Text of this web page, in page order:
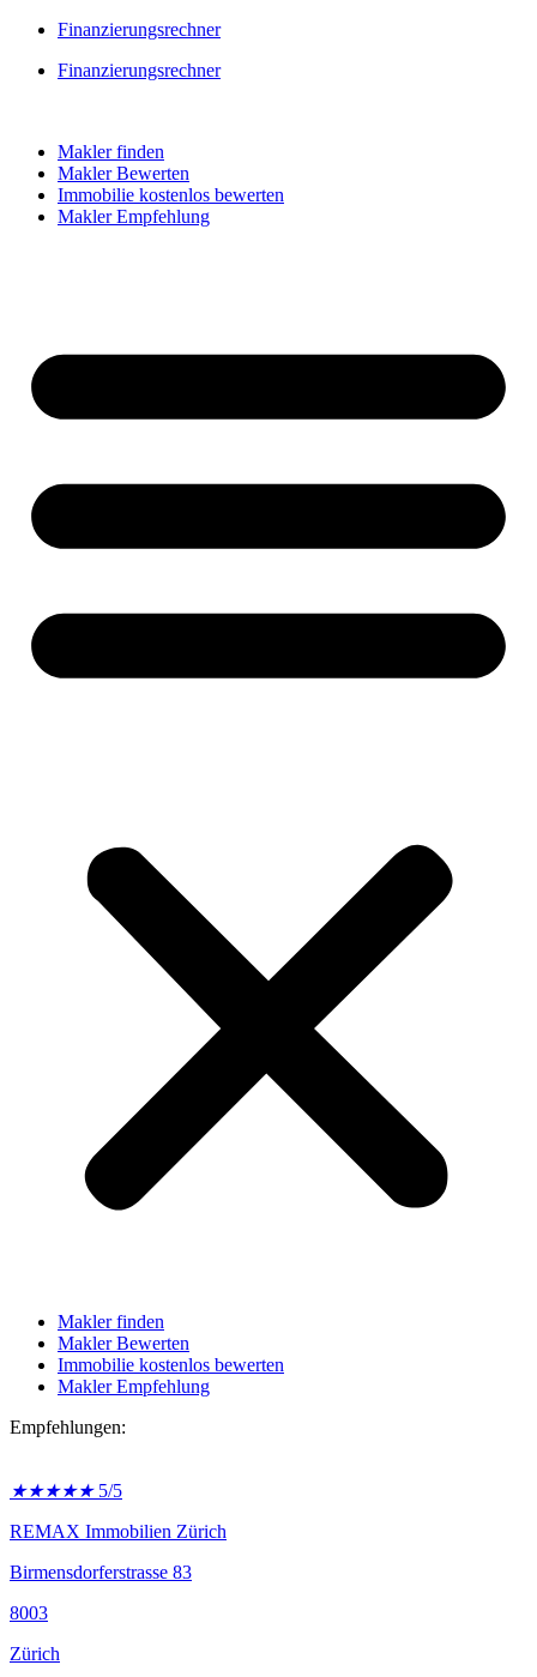
Skip
content
Finanzierungsrechner
Finanzierungsrechner
Makler finden
Makler Bewerten
Immobilie kostenlos bewerten
Makler Empfehlung
Makler finden
Makler Bewerten
Immobilie kostenlos bewerten
Makler Empfehlung
Empfehlungen:
★★★★★ 5/5
REMAX Immobilien Zürich
Birmensdorferstrasse 83
8003
Zürich